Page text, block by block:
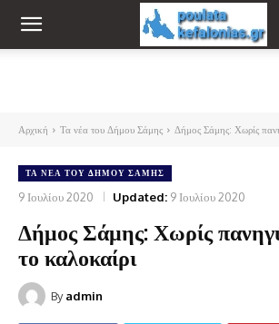
Αρχική Τα νέα του Δήμου Σάμης Δήμος Σάμης: Χωρίς
ΤΑ ΝΈΑ ΤΟΥ ΔΉΜΟΥ ΣΆΜΗΣ
9 Ιουλίου 2020 Updated: 9 Ιουλίου 2020
Δήμος Σάμης: Χωρίς
το καλοκαίρι
By admin